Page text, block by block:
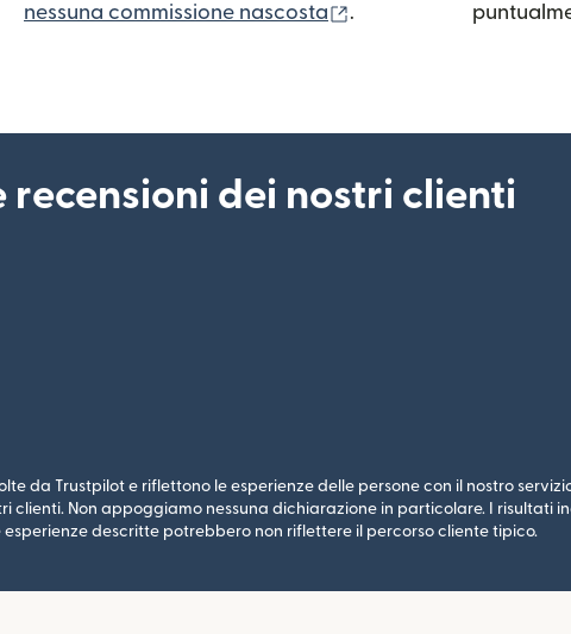
nessuna commissione nascosta
(si apre in una nuova
.
recensioni dei nostri clienti
da Trustpilot e riflettono le esperienze delle persone con il nostro
clienti. Non appoggiamo nessuna dichiarazione in particolare. I risultati
esperienze descritte potrebbero non riflettere il percorso cliente tipico.